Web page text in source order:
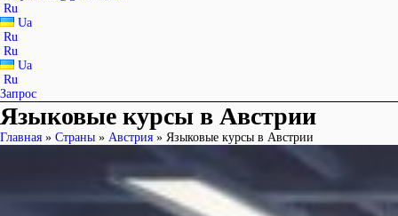
Ru
Ua
Ru
Ru
Ua
Ru
Запрос
Языковые курсы в Австрии
Главная » Страны » Австрия » Языковые курсы в Австрии